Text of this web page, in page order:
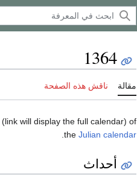
1364
مقالة ناقش هذه الصفحة
(link will display the full calendar) of
the Julian calendar
أحداث